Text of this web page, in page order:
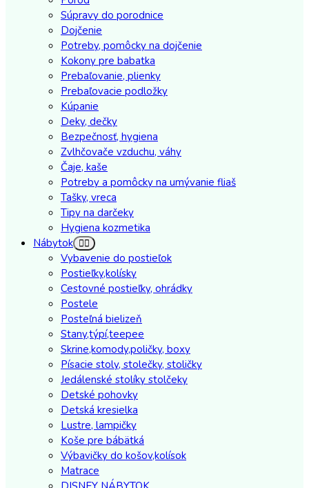
Súpravy do porodnice
Dojčenie
Potreby, pomôcky na dojčenie
Kokony pre babatka
Prebaľovanie, plienky
Prebaľovacie podložky
Kúpanie
Deky, dečky
Bezpečnosť, hygiena
Zvlhčovače vzduchu, váhy
Čaje, kaše
Potreby a pomôcky na umývanie fliaš
Tašky, vreca
Tipy na darčeky
Hygiena kozmetika
Nábytok
Vybavenie do postieľok
Postieľky,kolísky
Cestovné postieľky, ohrádky
Postele
Posteľná bielizeň
Stany,týpí,teepee
Skrine,komody,poličky, boxy
Písacie stoly, stolečky, stoličky
Jedálenské stolíky stolčeky
Detské pohovky
Detská kresielka
Lustre, lampičky
Koše pre bábätká
Výbavičky do košov,kolísok
Matrace